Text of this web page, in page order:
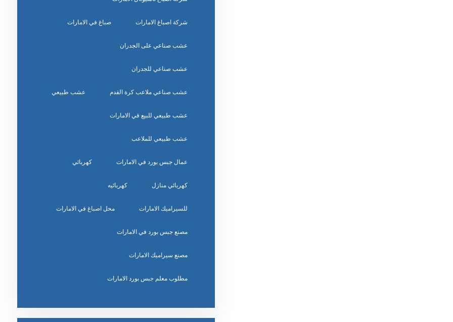
شركة اصباغ الامارات صباغ في الامارات
عشب صناعي على الجدران
عشب صناعي للجدران
عشب صناعي ملاعب كرة القدم عشب طبيعي
عشب طبيعي للبيع في الامارات
عشب طبيعي للملاعب
عمال جبس بورد في الامارات كهربائي
كهربائي منازل كهربائيه
للسيراميك الامارات محل اصباغ في الامارات
مصنع جبس بورد في الامارات
مصنع سيراميك الامارات
مطلوب معلم جبس بورد الامارات